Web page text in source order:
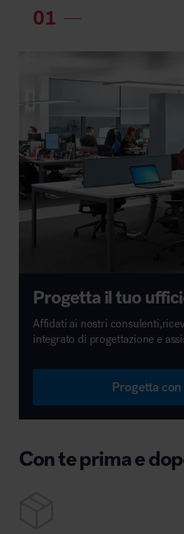
Progetta il tuo
Affidati ai nostri
integrato di progettazione e
Progetta
Con te prima e